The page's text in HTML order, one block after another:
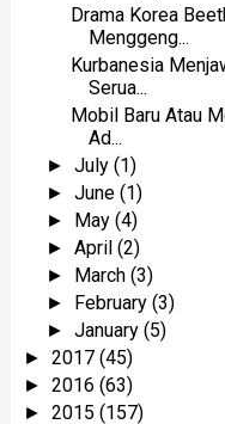
Drama Korea
Menggeng...
Kurbanesia
Serua...
Mobil Baru Atau
Ad...
►July(1)
►June(1)
► May(4)
►April(2)
► March(3)
► February(3)
►January(5)
► 2017 (45)
► 2016 (63)
► 2015 (157)